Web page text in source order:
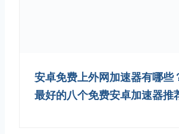
安卓免费上外网加速器有哪些
最好的八个免费安卓加速器推